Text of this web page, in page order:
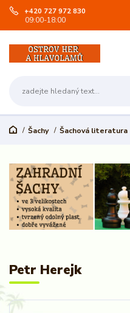
+420 727 972 830
09:00-18:00
Šachy Šachová literatura
Petr Herejk